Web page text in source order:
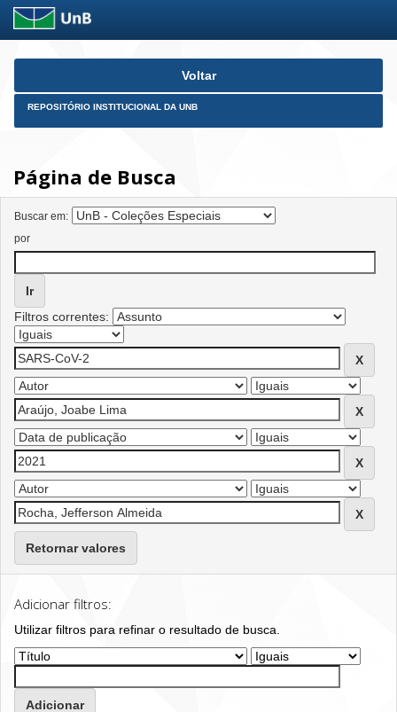
Skip
Voltar
REPOSITÓRIO INSTITUCIONAL DA UNB
Página de Busca
Buscar em:
por
Filtros correntes:
Retornar valores
Adicionar filtros:
Utilizar filtros para refinar o resultado de busca.